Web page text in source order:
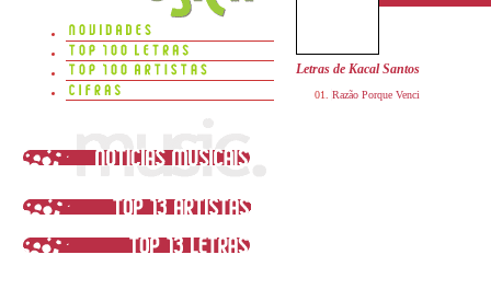
Letras de Kacal Santos
Razão Porque Venci